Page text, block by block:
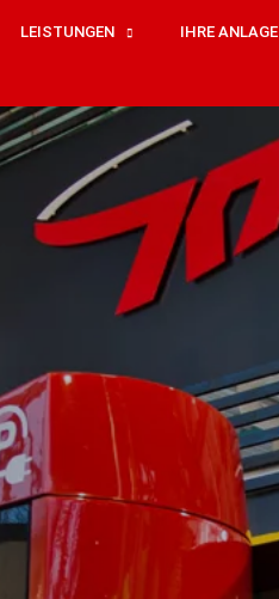
LEISTUNGEN IHRE ANLAGE